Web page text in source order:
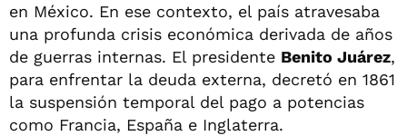
en México. En ese contexto, el país atravesaba
una profunda crisis económica derivada de años
de guerras internas. El presidente Benito Juárez,
para enfrentar la deuda externa, decretó en 1861
la suspensión temporal del pago a potencias
como Francia, España e Inglaterra.